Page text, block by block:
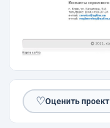
♡Оценить проект